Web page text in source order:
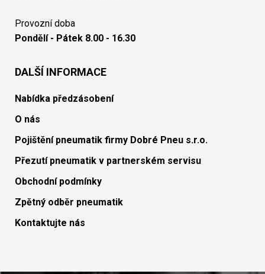
Provozní doba
Pondělí - Pátek 8.00 - 16.30
DALŠÍ INFORMACE
Nabídka předzásobení
O nás
Pojištění pneumatik firmy Dobré Pneu s.r.o.
Přezutí pneumatik v partnerském servisu
Obchodní podmínky
Zpětný odběr pneumatik
Kontaktujte nás